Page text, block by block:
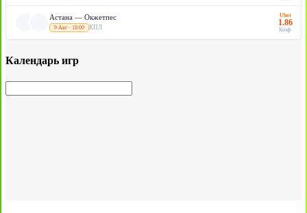
Астана — Окжетпес
9 Авг · 18:00 КПЛ
Ubet
1.86
Коэф.
Календарь игр